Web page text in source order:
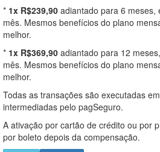
* 1x R$239,90 adiantado para 6 meses,
mês. Mesmos benefícios do plano
melhor.
* 1x R$369,90 adiantado para 12
mês. Mesmos benefícios do plano
melhor.
Todas as transações são executadas
intermediadas pelo pagSeguro.
A ativação por cartão de crédito ou por
por boleto depois da compensação.